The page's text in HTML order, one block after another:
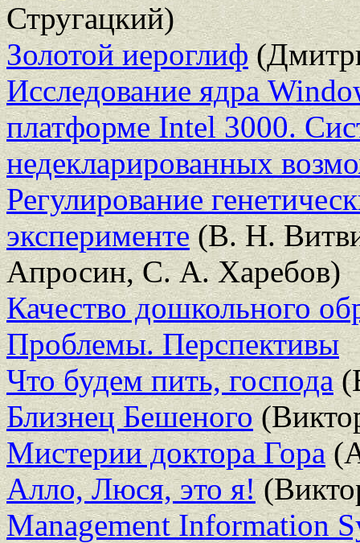
Стругацкий)
Золотой иероглиф
Исследование ядра
платформе Intel 3000.
недекларированных
Регулирование
эксперименте(В. Н.
Апросин, С. А. Харебов)
Качество дошкольного
Проблемы. Перспективы
Что будем пить, господа
Близнец Бешеного
Мистерии доктора Гора
Алло, Люся, это я!
Management Information